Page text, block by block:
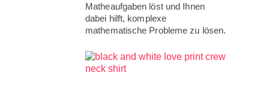
Matheaufgaben löst und Ihnen
dabei hilft, komplexe
mathematische Probleme zu lösen.